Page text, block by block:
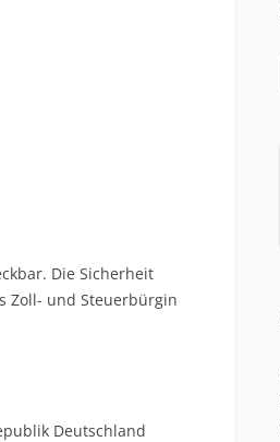
Die Sicherheit
Zoll- und Steuerbürgin
Deutschland